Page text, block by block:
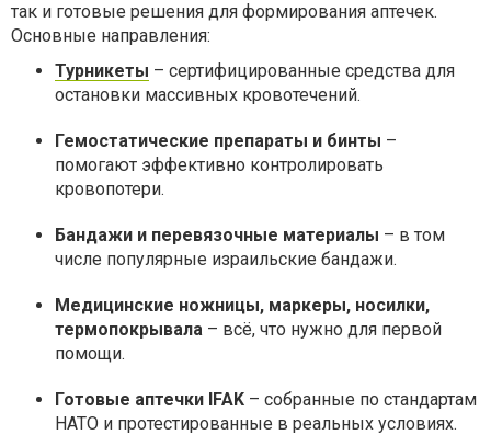
так и готовые решения для формирования аптечек.
Основные направления:
Турникеты – сертифицированные средства для
остановки массивных кровотечений.
Гемостатические препараты и бинты –
помогают эффективно контролировать
кровопотери.
Бандажи и перевязочные материалы – в том
числе популярные израильские бандажи.
Медицинские ножницы, маркеры, носилки,
термопокрывала – всё, что нужно для первой
помощи.
Готовые аптечки IFAK – собранные по стандартам
НАТО и протестированные в реальных условиях.